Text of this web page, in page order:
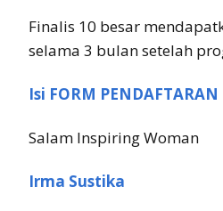
Finalis 10 besar
selama 3 bulan setelah
Isi FORM
Salam Inspiring Woman
Irma Sustika